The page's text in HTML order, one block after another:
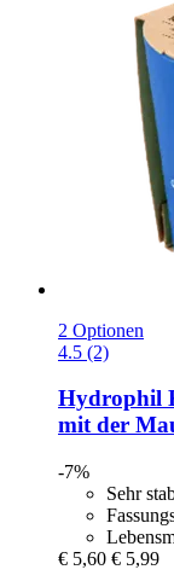
2 Optionen
4.5 (2)
Hydrophil
mit der
-7%
Sehr
€ 5,60 € 5,99